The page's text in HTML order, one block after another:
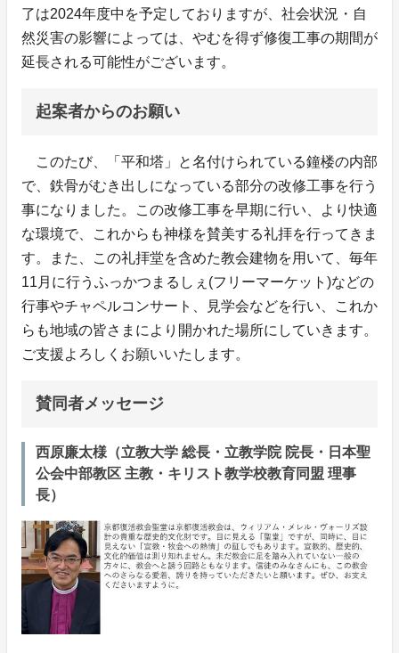
了は2024年度中を予定しておりますが、社会状況・自
然災害の影響によっては、やむを得ず修復工事の期間が
延長される可能性がございます。
起案者からのお願い
このたび、「平和塔」と名付けられている鐘楼の内部
で、鉄骨がむき出しになっている部分の改修工事を行う
事になりました。この改修工事を早期に行い、より快適
な環境で、これからも神様を賛美する礼拝を行ってきま
す。また、この礼拝堂を含めた教会建物を用いて、毎年
11月に行うふっかつまるしぇ(フリーマーケット)などの
行事やチャペルコンサート、見学会などを行い、これか
らも地域の皆さまにより開かれた場所にしていきます。
ご支援よろしくお願いいたします。
賛同者メッセージ
西原廉太様（立教大学 総長・立教学院 院長・日本聖
公会中部教区 主教・キリスト教学校教育同盟 理事
長）